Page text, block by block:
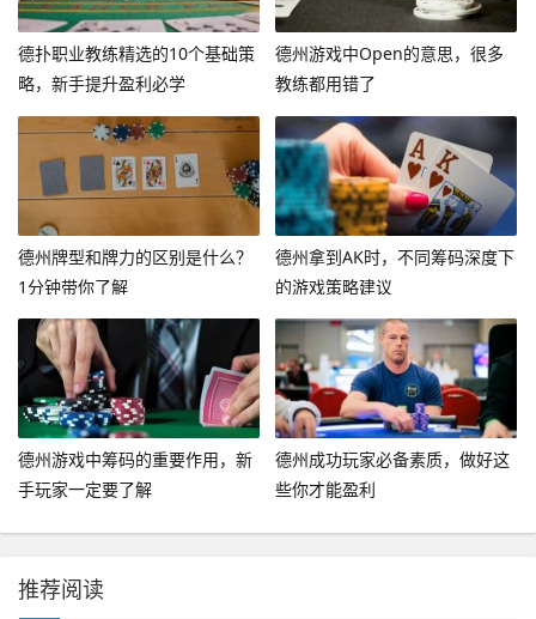
德扑职业教练精选的10个基础策
略，新手提升盈利必学
德州游戏中Open的意思，很多
教练都用错了
德州牌型和牌力的区别是什么？
1分钟带你了解
德州拿到AK时，不同筹码深度下
的游戏策略建议
德州游戏中筹码的重要作用，新
手玩家一定要了解
德州成功玩家必备素质，做好这
些你才能盈利
推荐阅读